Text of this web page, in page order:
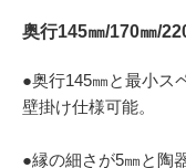
かたなび
すまいリング
Q＆A
お気に入り
奥行145㎜/170㎜/
●奥行145㎜と最小ス
壁掛け仕様可能。
●縁の細さが5㎜と陶